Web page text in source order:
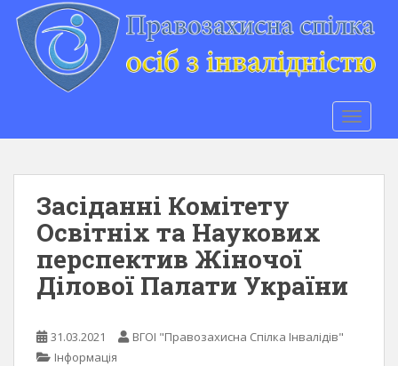
Засіданні Комітету
Освітніх та Наукових
перспектив Жіночої
Ділової Палати України
31.03.2021
ВГОІ "Правозахисна Спілка Інвалідів"
Інформація